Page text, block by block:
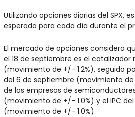
Utilizando opciones diarias del SPX,
esperada para cada día durante el
El mercado de opciones considera
el 18 de septiembre es el
(movimiento de +/- 1.2%), seguido
del 6 de septiembre (movimiento de
de las empresas de
(movimiento de +/- 1.0%) y el IPC del
(movimiento de +/- 1.0%).